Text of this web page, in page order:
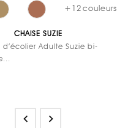
+12couleurs
CHAISE SUZIE
d’écolier Adulte Suzie bi-
 